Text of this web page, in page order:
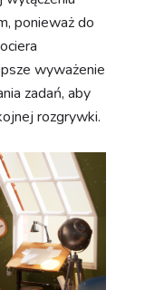
ponieważ do
wyważenie
zadań, aby
rozgrywki.